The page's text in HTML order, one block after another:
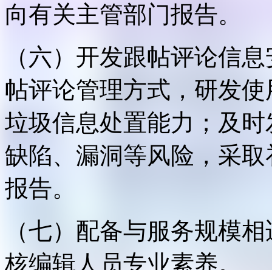
向有关主管部门报告。
（六）开发跟帖评论信
帖评论管理方式，研发
垃圾信息处置能力；及
缺陷、漏洞等风险，采
报告。
（七）配备与服务规模
核编辑人员专业素养。